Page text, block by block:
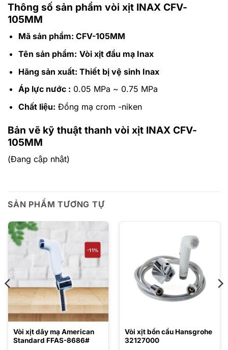
Thông số sản phẩm vòi xịt INAX CFV-
105MM
Mã sản phẩm: CFV-105MM
Tên sản phẩm: Vòi xịt đầu mạ Inax
Hãng sản xuất: Thiết bị vệ sinh Inax
Áp lực nước : 0.05 MPa ~ 0.75 MPa
Chất liệu: Đồng mạ crom -niken
Bản vẽ kỹ thuật thanh vòi xịt INAX CFV-
105MM
(Đang cập nhật)
SẢN PHẨM TƯƠNG TỰ
-11%
Vòi xịt dây mạ American
Standard FFAS-8686#
Vòi xịt bồn cầu Hansgrohe
32127000